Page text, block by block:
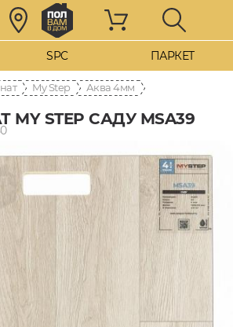
SPC ПАРКЕТ
My Step Аква 4мм
MY STEP САДУ MSA39